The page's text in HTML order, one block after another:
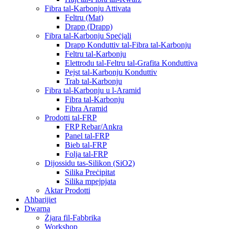
Fibra tal-Karbonju Attivata
Feltru (Mat)
Drapp (Drapp)
Fibra tal-Karbonju Speċjali
Drapp Konduttiv tal-Fibra tal-Karbonju
Feltru tal-Karbonju
Elettrodu tal-Feltru tal-Grafita Konduttiva
Pejst tal-Karbonju Konduttiv
Trab tal-Karbonju
Fibra tal-Karbonju u l-Aramid
Fibra tal-Karbonju
Fibra Aramid
Prodotti tal-FRP
FRP Rebar/Ankra
Panel tal-FRP
Bieb tal-FRP
Folja tal-FRP
Dijossidu tas-Silikon (SiO2)
Silika Preċipitat
Silika mpejpjata
Aktar Prodotti
Aħbarijiet
Dwarna
Żjara fil-Fabbrika
Workshop